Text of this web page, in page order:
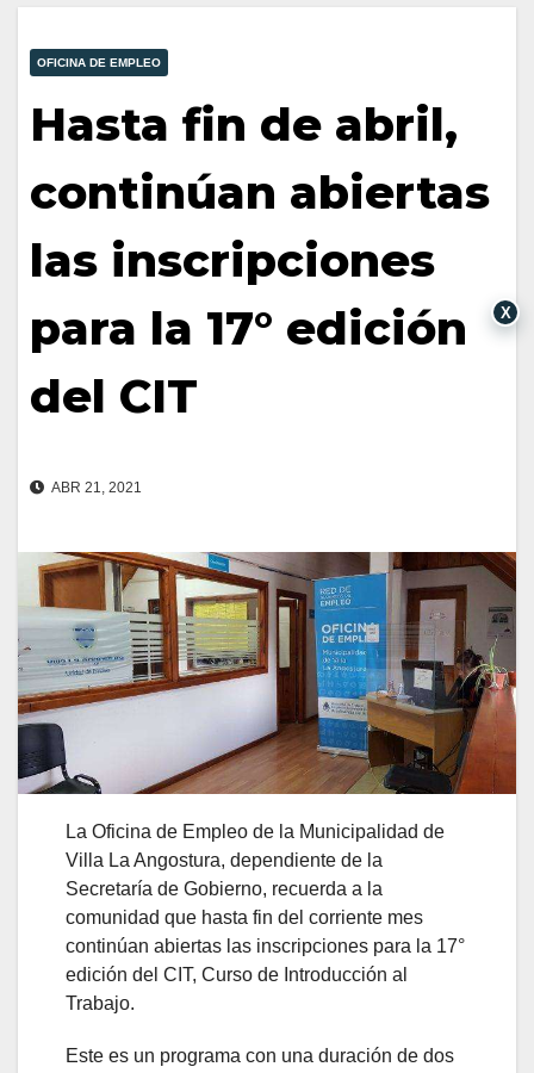
OFICINA DE EMPLEO
Hasta fin de abril,
continúan abiertas
las inscripciones
para la 17° edición
del CIT
ABR 21, 2021
La Oficina de Empleo de la Municipalidad de
Villa La Angostura, dependiente de la
Secretaría de Gobierno, recuerda a la
comunidad que hasta fin del corriente mes
continúan abiertas las inscripciones para la 17°
edición del CIT, Curso de Introducción al
Trabajo.
Este es un programa con una duración de dos
X